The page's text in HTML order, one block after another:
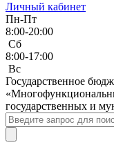
Личный кабинет
Пн-Пт
8:00-20:00
Сб
8:00-17:00
Bc
Государственное
государственных и